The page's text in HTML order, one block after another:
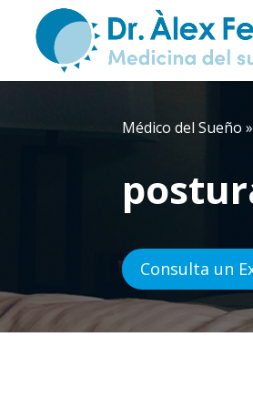
Médico del Sueño »
Consulta un